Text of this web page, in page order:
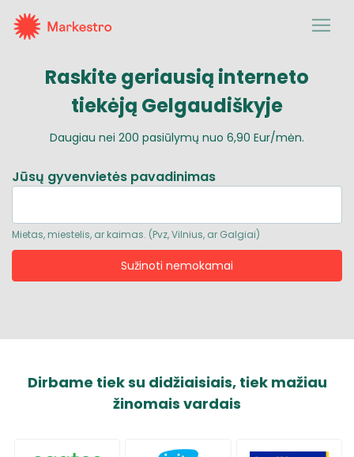
Raskite geriausią interneto
tiekėją Gelgaudiškyje
Daugiau nei 200 pasiūlymų nuo 6,90 Eur/mėn.
Jūsų gyvenvietės pavadinimas
Mietas, miestelis, ar kaimas. (Pvz, Vilnius, ar Galgiai)
Sužinoti nemokamai
Dirbame tiek su didžiaisiais, tiek mažiau
žinomais vardais